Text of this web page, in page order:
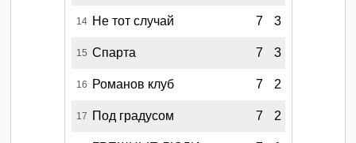
14 Не тот случай 7 3
15 Спарта 7 3
16 Романов клуб 7 2
17 Под градусом 7 2